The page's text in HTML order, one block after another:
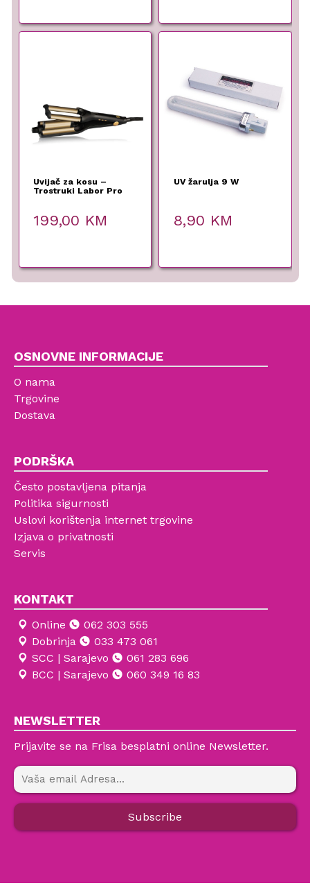
Uvijač za kosu –
Trostruki Labor Pro
199,00 KM
UV žarulja 9 W
8,90 KM
OSNOVNE INFORMACIJE
O nama
Trgovine
Dostava
PODRŠKA
Često postavljena pitanja
Politika sigurnosti
Uslovi korištenja internet trgovine
Izjava o privatnosti
Servis
KONTAKT
Online
062 303 555
Dobrinja
033 473 061
SCC | Sarajevo
061 283 696
BCC | Sarajevo
060 349 16 83
NEWSLETTER
Prijavite se na Frisa besplatni online Newsletter.